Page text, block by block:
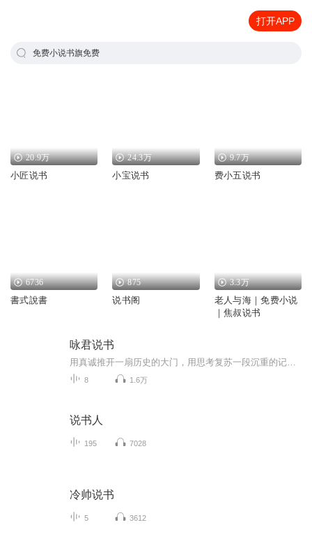
打开APP
免费小说书旗免费
20.9万
小匠说书
24.3万
小宝说书
9.7万
费小五说书
6736
書式說書
875
说书阁
3.3万
老人与海｜免费小说
｜焦叔说书
咏君说书
8 1.6万
说书人
195 7028
冷帅说书
5 3612